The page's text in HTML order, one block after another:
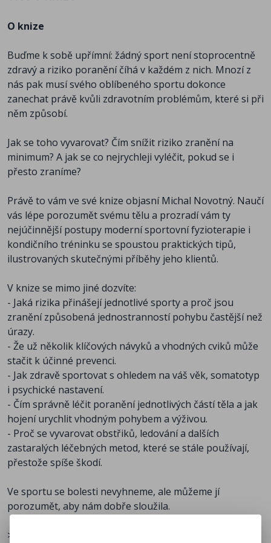
- Čím správně léčit poranění jednotlivých částí těla a jak
- Proč se vyvarovat obstřiků, ledování a dalších
zastaralých léčebných metod, které se stále používají,
přestože spíše škodí.
Ve sportu se bolesti nevyhneme, ale můžeme jí
>>Obsahuje 65 VIDEONÁVODŮ na kompenzační a
léčebné cviky<<
O autorovi
Michal Novotný(* 1974) je světově uznávaný
fyzioterapeut a kondiční trenér s více než
světoví tenisté jako Roger Federer, Rafael Nadal, Tomáš
Berdych, Maria Šarapovová nebo Karolína Plíšková, ale
i mnoho dalších profesionálních sportovců či
hollywoodských herců, například Chris Hemsworth,
Orlando Bloom, Liev Schreiber či Ana de Armas.
Odborné vzdělání včetně doktorátu získal ve
Španělsku. Kromě praxe přednáší na Universidad
Europea — Real Madrid Graduate School a na
Universidad Católica San Antonio de Murcia.
V roce 2002 utrpěl vážný úraz při kitesurfingu. Během
náročné několikaměsíční léčby vymýšlel nové
rehabilitační techniky, aby se mu co nejrychleji navrátil
cit do prstů levé ruky, v níž měl poraněné nervy. A jak
sportovce obnáší zranění nejen po stránce fyzické, ale
i psychické, a lépe pochopil principy fungování
O knize
Buďme k sobě upřímní: žádný sport není stoprocentně
zdravý a riziko poranění číhá v každém z nich. Mnozí z
nás pak musí svého oblíbeného sportu dokonce
zanechat právě kvůli zdravotním problémům, které si při
něm způsobí.
Jak se toho vyvarovat? Čím snížit riziko zranění na
minimum? A jak se co nejrychleji vyléčit, pokud se i
přesto zraníme?
Právě to vám ve své knize objasní Michal Novotný. Naučí
vás lépe porozumět svému tělu a prozradí vám ty
nejúčinnější postupy moderní sportovní fyzioterapie i
kondičního tréninku se spoustou praktických tipů,
ilustrovaných skutečnými příběhy jeho klientů.
V knize se mimo jiné dozvíte:
- Jaká rizika přinášejí jednotlivé sporty a proč jsou
zranění způsobená jednostranností pohybu častější než
úrazy.
- Že už několik klíčových návyků a vhodných cviků může
stačit k účinné prevenci.
- Jak zdravě sportovat s ohledem na váš věk, somatotyp
i psychické nastavení.
- Čím správně léčit poranění jednotlivých částí těla a jak
hojení urychlit vhodným pohybem a výživou.
- Proč se vyvarovat obstřiků, ledování a dalších
zastaralých léčebných metod, které se stále používají,
přestože spíše škodí.
Ve sportu se bolesti nevyhneme, ale můžeme jí
porozumět, aby nám dobře sloužila.
>>Obsahuje 65 VIDEONÁVODŮ na kompenzační a